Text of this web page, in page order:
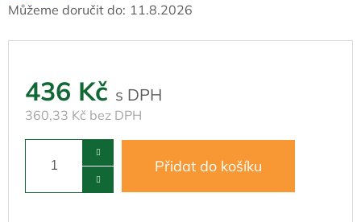
Můžeme doručit do: 11.8.2026
436 Kč
360,33 Kč bez DPH
Přidat do košíku